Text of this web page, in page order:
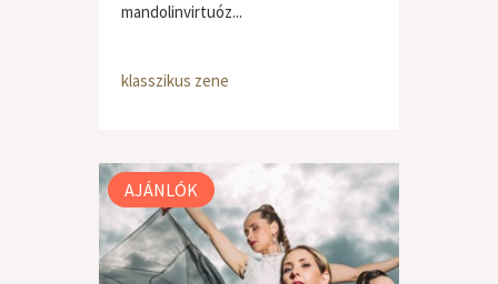
mandolinvirtuóz...
klasszikus zene
AJÁNLÓK